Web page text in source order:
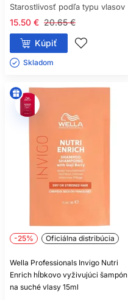
Starostlivosť podľa typu vlasov
20.65 €
15.50 €
Kúpiť
Skladom ㅤ
-25% Oficiálna distribúcia
Wella Professionals Invigo Nutri
Enrich hĺbkovo vyživujúci šampón
na suché vlasy 15ml